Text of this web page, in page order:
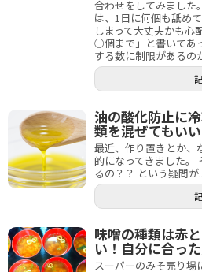
合わせをしてみました
は、1日に何個も舐め
しまって大丈夫かも心
○個まで」と書いてあ
する数に制限があるの
油の酸化防止に
類を混ぜてもい
最近、作り置きとか、
的になってきました。
るの？？ という疑問が
味噌の種類は赤
い！自分に合っ
スーパーのみそ売り場